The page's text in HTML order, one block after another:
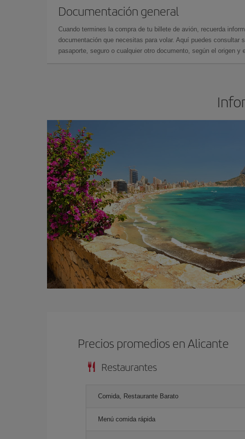
Documentación general
Cuando termines la compra de tu billete de avión, recuerda
documentación que necesitas para volar. Aquí puedes consultar
pasaporte, seguro o cualquier otro documento, según el origen y
Precios promedios en Alicante
Restaurantes
Comida, Restaurante Barato
Menú comida rápida